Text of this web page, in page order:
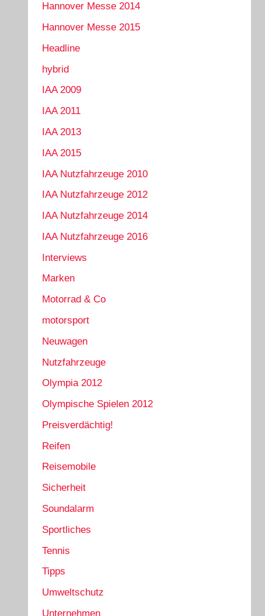
Hannover Messe 2014
Hannover Messe 2015
Headline
hybrid
IAA 2009
IAA 2011
IAA 2013
IAA 2015
IAA Nutzfahrzeuge 2010
IAA Nutzfahrzeuge 2012
IAA Nutzfahrzeuge 2014
IAA Nutzfahrzeuge 2016
Interviews
Marken
Motorrad & Co
motorsport
Neuwagen
Nutzfahrzeuge
Olympia 2012
Olympische Spielen 2012
Preisverdächtig!
Reifen
Reisemobile
Sicherheit
Soundalarm
Sportliches
Tennis
Tipps
Umweltschutz
Unternehmen